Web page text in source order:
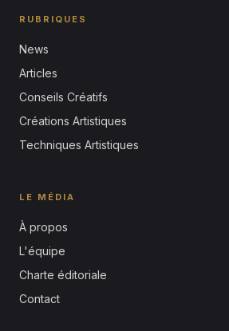
RUBRIQUES
News
Articles
Conseils Créatifs
Créations Artistiques
Techniques Artistiques
LE MÉDIA
À propos
L'équipe
Charte éditoriale
Contact